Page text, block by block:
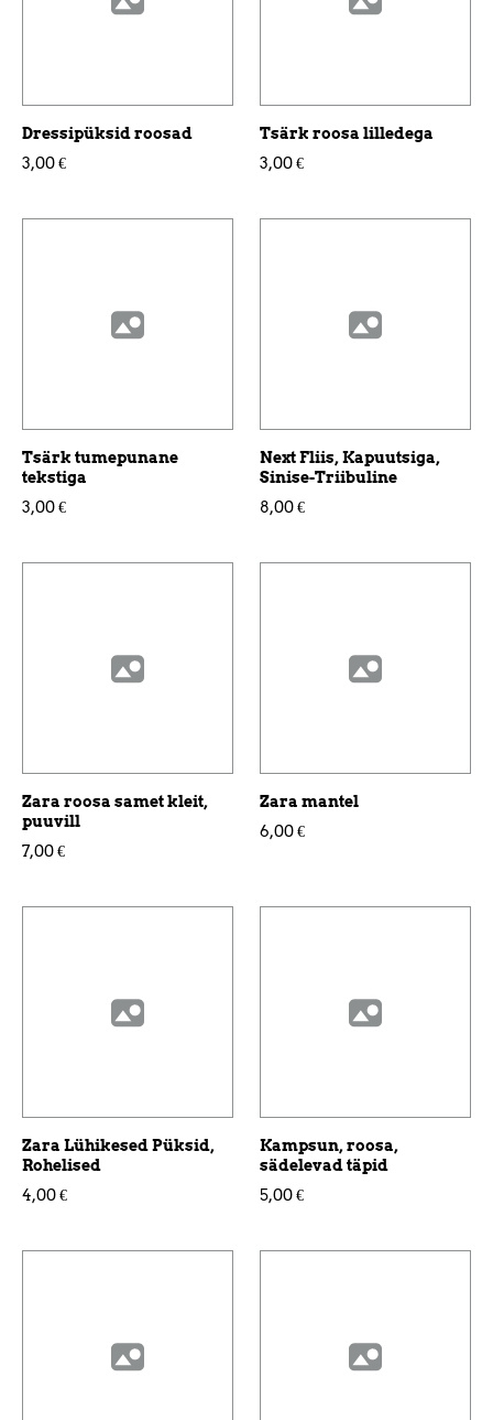
Dressipüksid roosad
3,00 €
Tsärk roosa lilledega
3,00 €
Tsärk tumepunane
tekstiga
3,00 €
Next Fliis, Kapuutsiga,
Sinise-Triibuline
8,00 €
Zara roosa samet kleit,
puuvill
7,00 €
Zara mantel
6,00 €
Zara Lühikesed Püksid,
Rohelised
4,00 €
Kampsun, roosa,
sädelevad täpid
5,00 €